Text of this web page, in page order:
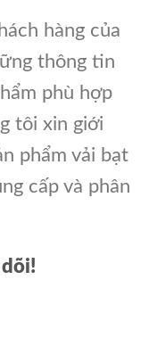
hàng của
thông tin
phù hợp
tôi xin giới
phẩm vải bạt
cấp và phân